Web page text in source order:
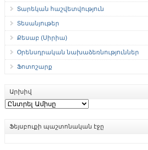
Տարեկան հաշվետվություն
Տեսանյութեր
Քեսաբ (Սիրիա)
Օրենսդրական նախաձեռնություններ
Ֆոտոշարք
Արխիվ
Արխիվ
Ֆեյսբուքի պաշտոնական էջը